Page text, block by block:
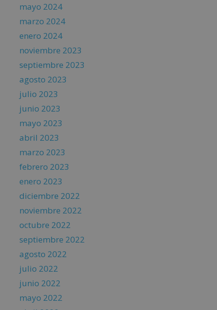
mayo 2024
marzo 2024
enero 2024
noviembre 2023
septiembre 2023
agosto 2023
julio 2023
junio 2023
mayo 2023
abril 2023
marzo 2023
febrero 2023
enero 2023
diciembre 2022
noviembre 2022
octubre 2022
septiembre 2022
agosto 2022
julio 2022
junio 2022
mayo 2022